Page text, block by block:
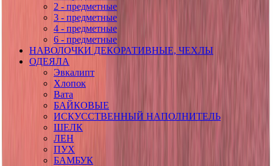
2 - предметные
3 - предметные
4 - предметные
6 - предметные
НАВОЛОЧКИ ДЕКОРАТИВНЫЕ, ЧЕХЛЫ
ОДЕЯЛА
Эвкалипт
Хлопок
Вата
БАЙКОВЫЕ
ИСКУССТВЕННЫЙ НАПОЛНИТЕЛЬ
ШЕЛК
ЛЕН
ПУХ
БАМБУК